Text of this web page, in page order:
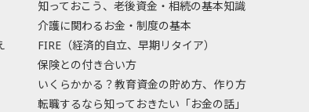
知っておこう、老後資金・相続の基本知識
介護に関わるお金・制度の基本
FIRE（経済的自立、早期リタイア）
保険との付き合い方
いくらかかる？教育資金の貯め方、作り方
転職するなら知っておきたい「お金の話」